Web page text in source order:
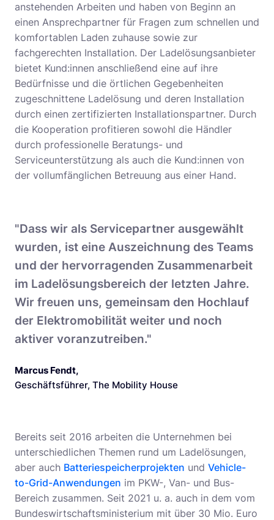
anstehenden Arbeiten und haben von Beginn an
einen Ansprechpartner für Fragen zum schnellen und
komfortablen Laden zuhause sowie zur
fachgerechten Installation. Der Ladelösungsanbieter
bietet Kund:innen anschließend eine auf ihre
Bedürfnisse und die örtlichen Gegebenheiten
zugeschnittene Ladelösung und deren Installation
durch einen zertifizierten Installationspartner. Durch
die Kooperation profitieren sowohl die Händler
durch professionelle Beratungs- und
Serviceunterstützung als auch die Kund:innen von
der vollumfänglichen Betreuung aus einer Hand.
"Dass wir als Servicepartner ausgewählt
wurden, ist eine Auszeichnung des Teams
und der hervorragenden Zusammenarbeit
im Ladelösungsbereich der letzten Jahre.
Wir freuen uns, gemeinsam den Hochlauf
der Elektromobilität weiter und noch
aktiver voranzutreiben."
Marcus Fendt,
Geschäftsführer, The Mobility House
Bereits seit 2016 arbeiten die Unternehmen bei
unterschiedlichen Themen rund um Ladelösungen,
aber auch Batteriespeicherprojekten und Vehicle-
to-Grid-Anwendungen im PKW-, Van- und Bus-
Bereich zusammen. Seit 2021 u. a. auch in dem vom
Bundeswirtschaftsministerium mit über 30 Mio. Euro